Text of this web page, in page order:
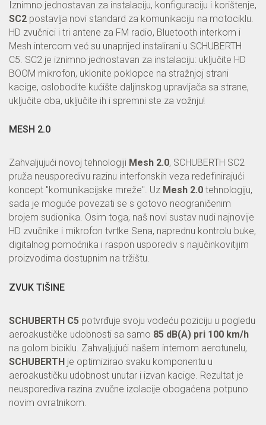
Iznimno jednostavan za instalaciju, konfiguraciju i korištenje,
SC2 postavlja novi standard za komunikaciju na motociklu.
HD zvučnici i tri antene za FM radio, Bluetooth interkom i
Mesh intercom već su unaprijed instalirani u SCHUBERTH
C5. SC2 je iznimno jednostavan za instalaciju: uključite HD
BOOM mikrofon, uklonite poklopce na stražnjoj strani
kacige, oslobodite kućište daljinskog upravljača sa strane,
uključite oba, uključite ih i spremni ste za vožnju!
MESH 2.0
Zahvaljujući novoj tehnologiji Mesh 2.0, SCHUBERTH SC2
pruža neusporedivu razinu interfonskih veza redefinirajući
koncept "komunikacijske mreže". Uz Mesh 2.0 tehnologiju,
sada je moguće povezati se s gotovo neograničenim
brojem sudionika. Osim toga, naš novi sustav nudi najnovije
HD zvučnike i mikrofon tvrtke Sena, naprednu kontrolu buke,
digitalnog pomoćnika i raspon usporediv s najučinkovitijim
proizvodima dostupnim na tržištu.
ZVUK TIŠINE
SCHUBERTH C5 potvrđuje svoju vodeću poziciju u pogledu
aeroakustičke udobnosti sa samo 85 dB(A) pri 100 km/h
na golom biciklu. Zahvaljujući našem internom aerotunelu,
SCHUBERTH je optimizirao svaku komponentu u
aeroakustičku udobnost unutar i izvan kacige. Rezultat je
neusporediva razina zvučne izolacije obogaćena potpuno
novim ovratnikom.